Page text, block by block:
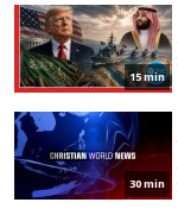
15 min
30 min